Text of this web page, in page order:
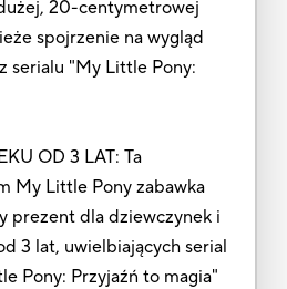
20-centymetrowej
spojrzenie na wygląd
serialu "My Little Pony:
OD 3 LAT: Ta
My Little Pony zabawka
prezent dla dziewczynek i
3 lat, uwielbiających serial
Pony: Przyjaźń to magia"